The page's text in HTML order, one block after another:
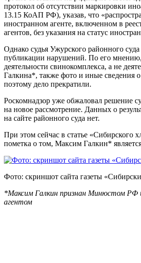
протокол об отсутствии маркировки
13.15 КоАП РФ), указав, что
иностранном агенте, включенном в
агентов, без указания на статус
Однако судья Ужурского районного
публикации нарушений. По его мнению,
деятельности свинокомплекса, а не
Галкина*, также фото и иные сведения о
поэтому дело прекратили.
Роскомнадзор уже обжаловал решение
на новое рассмотрение. Данных о
на сайте районного суда нет.
При этом сейчас в статье «Сибирского
пометка о том, Максим Галкин*
Фото: скриншот сайта газеты
*Максим Галкин признан Минюстом РФ
агентом